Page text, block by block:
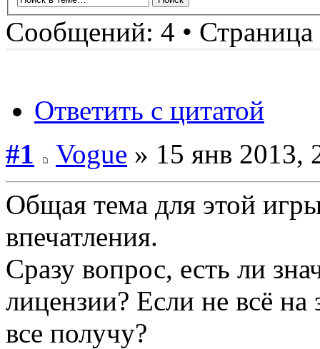
Сообщений: 4 • Страница
Ответить с цитатой
#1
Vogue » 15 янв 2013,
Общая тема для этой
впечатления.
Сразу вопрос, есть ли
лицензии? Если не всё
все получу?